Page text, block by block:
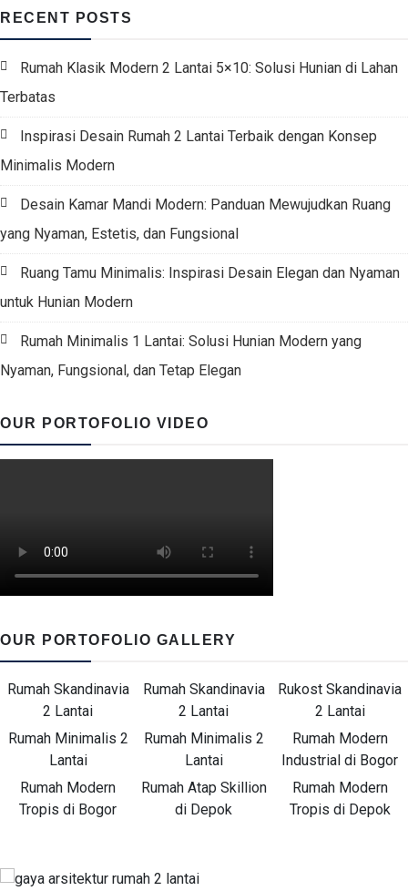
RECENT POSTS
Rumah Klasik Modern 2 Lantai 5×10: Solusi Hunian di Lahan
Terbatas
Inspirasi Desain Rumah 2 Lantai Terbaik dengan Konsep
Minimalis Modern
Desain Kamar Mandi Modern: Panduan Mewujudkan Ruang
yang Nyaman, Estetis, dan Fungsional
Ruang Tamu Minimalis: Inspirasi Desain Elegan dan Nyaman
untuk Hunian Modern
Rumah Minimalis 1 Lantai: Solusi Hunian Modern yang
Nyaman, Fungsional, dan Tetap Elegan
OUR PORTOFOLIO VIDEO
OUR PORTOFOLIO GALLERY
Rumah Skandinavia
2 Lantai
Rumah Skandinavia
2 Lantai
Rukost Skandinavia
2 Lantai
Rumah Minimalis 2
Lantai
Rumah Minimalis 2
Lantai
Rumah Modern
Industrial di Bogor
Rumah Modern
Tropis di Bogor
Rumah Atap Skillion
di Depok
Rumah Modern
Tropis di Depok